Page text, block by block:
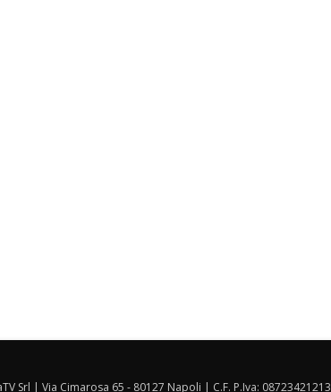
Srl | Via Cimarosa 65 - 80127 Napoli | C.F. P.Iva: 08723421213